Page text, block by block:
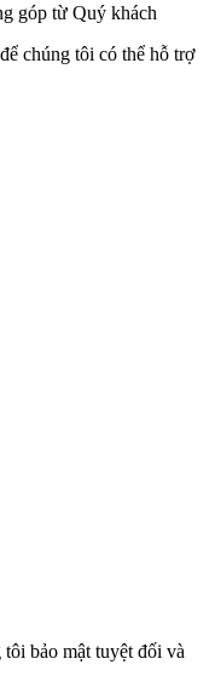
góp từ Quý khách
chúng tôi có thể hỗ trợ
bảo mật tuyệt đối và